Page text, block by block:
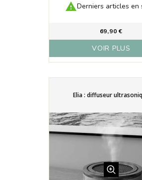
Derniers articles en
69,90 €
VOIR PLUS
Elia : diffuseur